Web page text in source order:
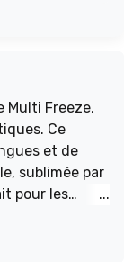
Multi Freeze,
Ce
et de
sublimée par
pour les
ce juice ne
dans un